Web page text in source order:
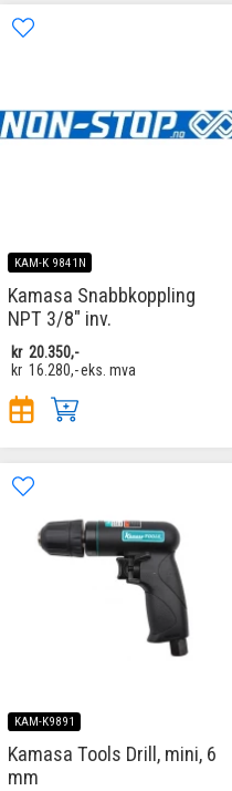
KAM-K 9841N
Kamasa Snabbkoppling
NPT 3/8" inv.
kr 20.350,-
kr 16.280,-eks. mva
KAM-K9891
Kamasa Tools Drill, mini, 6
mm